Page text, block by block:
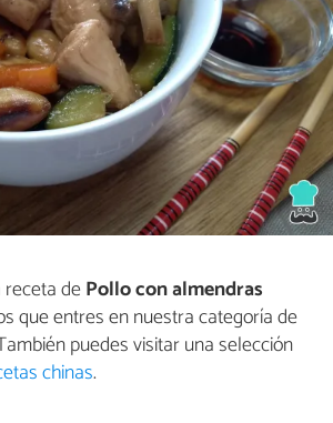
dePollo con almendras
que entres en nuestra categoría de
puedes visitar una selección
chinas.